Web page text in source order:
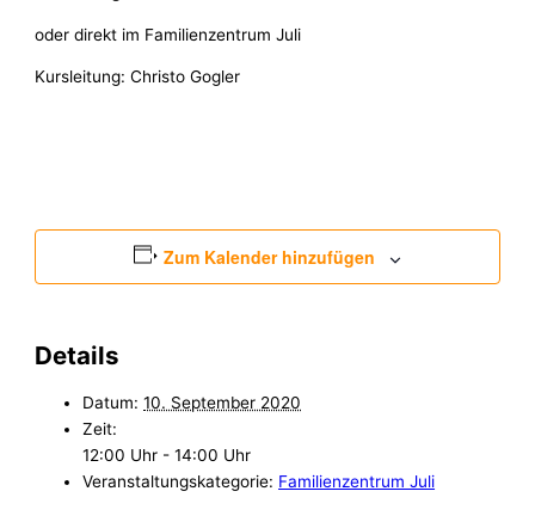
oder direkt im Familienzentrum Juli
Kursleitung: Christo Gogler
Zum Kalender hinzufügen
Details
Datum: 10. September 2020
Zeit:
12:00 Uhr - 14:00 Uhr
Veranstaltungskategorie: Familienzentrum Juli